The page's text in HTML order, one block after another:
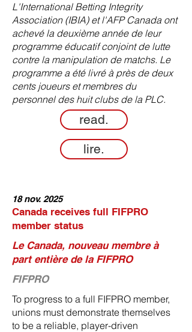
L'International Betting Integrity
Association (IBIA) et l'AFP Canada ont
achevé la deuxième année de leur
programme éducatif conjoint de lutte
contre la manipulation de matchs. Le
programme a été livré à près de deux
cents joueurs et membres du
personnel des huit clubs de la PLC.
read.
lire.
18 nov. 2025
Canada receives full FIFPRO
member status
Le Canada, nouveau membre à
part entière de la FIFPRO
FIFPRO
To progress to a full FIFPRO member,
unions must demonstrate themselves
to be a reliable, player-driven